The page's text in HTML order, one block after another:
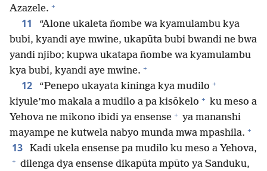
Azazele. +
11
“Alone ukaleta ñombe wa kyamulambu kya
bubi, kyandi aye mwine, ukapūta bubi bwandi ne bwa
yandi njibo; kupwa ukatapa ñombe wa kyamulambu
kya bubi, kyandi aye mwine. +
12 “Penepo ukayata kininga kya mudilo +
kiyule’mo makala a mudilo a pa kisōkelo + ku meso a
Yehova ne mikono ibidi ya ensense + ya mananshi
mayampe ne kutwela nabyo munda mwa mpashila. +
13 Kadi ukela ensense pa mudilo ku meso a Yehova,
+ dilenga dya ensense dikapūta mpūto ya Sanduku,